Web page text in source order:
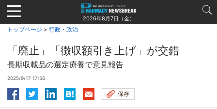
Jump
to
navigation
2026年8月7日（金）
トップページ > 行政・政治
「廃止」「徴収額引き上げ」が交錯
長期収載品の選定療養で意見報告
2025/9/17 17:56
保存